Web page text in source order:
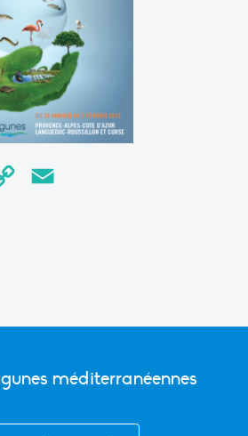
Copy
méditerranéennes